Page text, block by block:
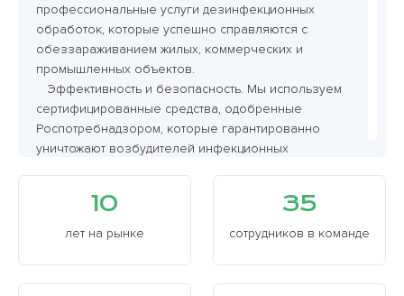
профессиональные услуги дезинфекционных
обработок, которые успешно справляются с
обеззараживанием жилых, коммерческих и
промышленных объектов.
Эффективность и безопасность. Мы используем
сертифицированные средства, одобренные
Роспотребнадзором, которые гарантированно
уничтожают возбудителей инфекционных
современных методик, таких как холодный туман,
позволяет равномерно обработать все
участков.
Комплексный подход. Дезинфекционные работы
10
лет на рынке
35
сотрудников в команде